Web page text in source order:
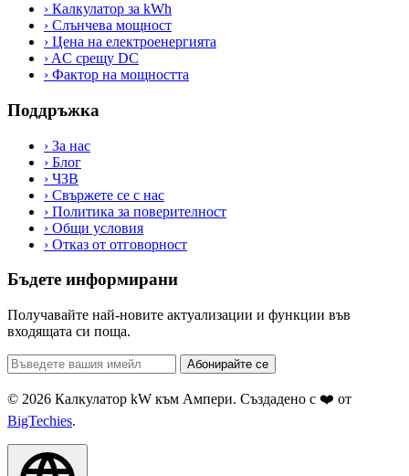
› Калкулатор за kWh
› Слънчева мощност
› Цена на електроенергията
› AC срещу DC
› Фактор на мощността
Поддръжка
› За нас
› Блог
› ЧЗВ
› Свържете се с нас
› Политика за поверителност
› Общи условия
› Отказ от отговорност
Бъдете информирани
Получавайте най-новите актуализации и функции във
входящата си поща.
Абонирайте се
© 2026 Калкулатор kW към Ампери. Създадено с ❤️ от
BigTechies.